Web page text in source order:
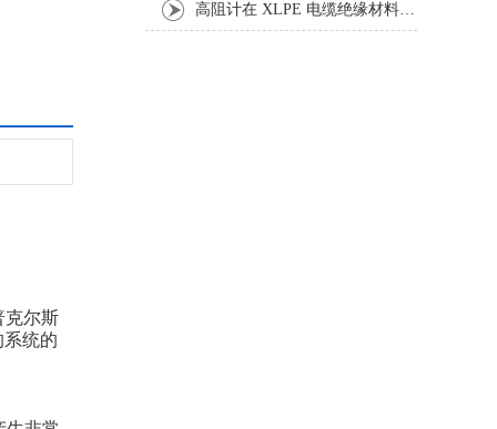
克尔斯
统的
高阻计在 XLPE 电缆绝缘材料体积与表面电阻率测试中的应用研究